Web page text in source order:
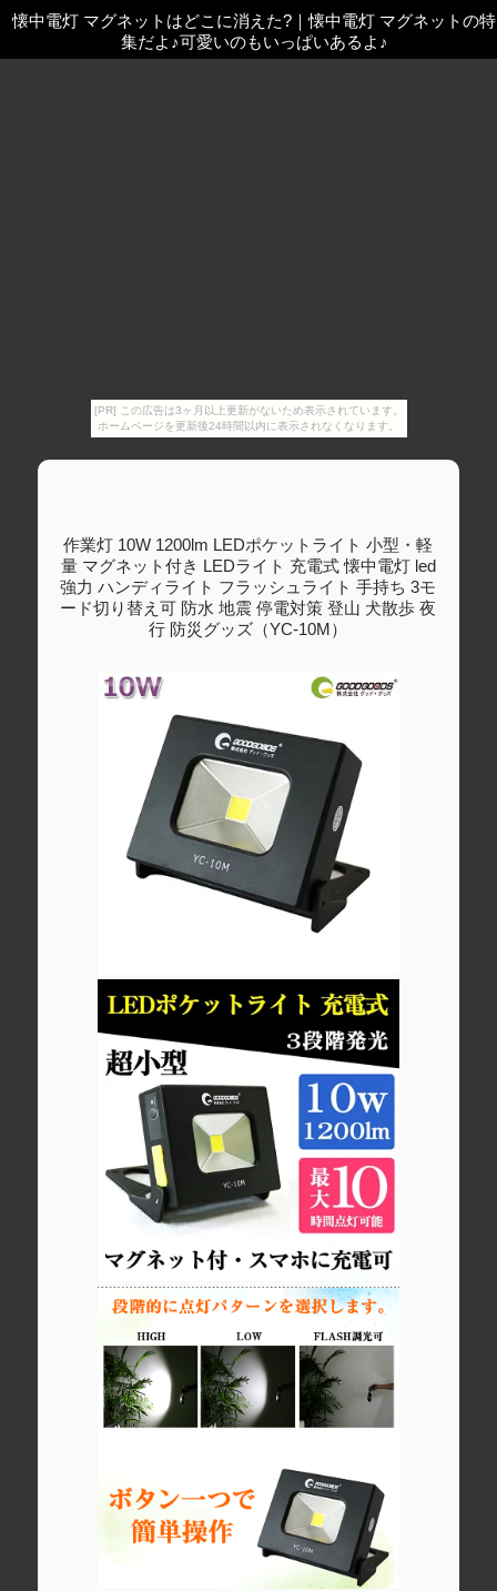
[PR] この広告は3ヶ月以上更新がないため表示されています。
ホームページを更新後24時間以内に表示されなくなります。
懐中電灯 マグネットはどこに消えた? ｜懐中電灯 マグネットの特
集だよ♪可愛いのもいっぱいあるよ♪
作業灯 10W 1200lm LEDポケットライト 小型・軽
量 マグネット付き LEDライト 充電式 懐中電灯 led
強力 ハンディライト フラッシュライト 手持ち 3モ
ード切り替え可 防水 地震 停電対策 登山 犬散歩 夜
行 防災グッズ（YC-10M）